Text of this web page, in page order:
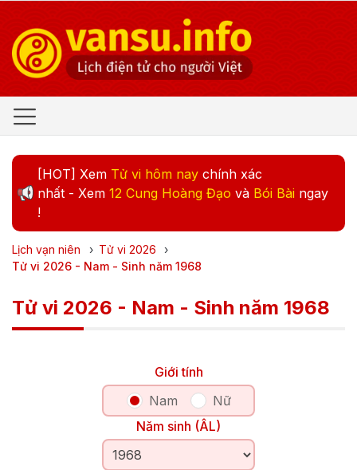
[HOT] Xem Tử vi hôm nay chính xác
nhất - Xem 12 Cung Hoàng Đạo và Bói Bài ngay
!
Lịch vạn niên › Tử vi 2026
›
Tử vi 2026 - Nam - Sinh năm 1968
Tử vi 2026 - Nam - Sinh năm 1968
Giới tính
Nam
Nữ
Năm sinh (ÂL)